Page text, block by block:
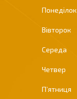
Понеділок
Вівторок
Середа
Четвер
Пʼятниця